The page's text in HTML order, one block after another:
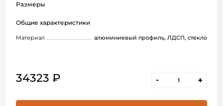
34323 ₽ - +
Размеры
Общие характеристики
Материал алюминиевый профиль, ЛДСП, стекло